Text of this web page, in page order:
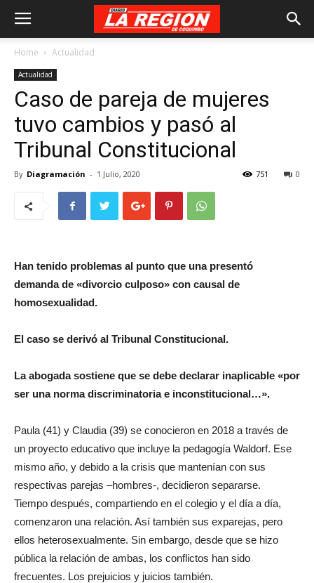
Home Actualidad
Actualidad
Caso de pareja de mujeres
tuvo cambios y pasó al
Tribunal Constitucional
By Diagramación - 1 Julio, 2020 0
751
Han tenido problemas al punto que una presentó
demanda de «divorcio culposo» con causal de
homosexualidad.
El caso se derivó al Tribunal Constitucional.
La abogada sostiene que se debe declarar inaplicable «por
ser una norma discriminatoria e inconstitucional…».
Paula (41) y Claudia (39) se conocieron en 2018 a través de
un proyecto educativo que incluye la pedagogía Waldorf. Ese
mismo año, y debido a la crisis que mantenían con sus
respectivas parejas –hombres-, decidieron separarse.
Tiempo después, compartiendo en el colegio y el día a día,
comenzaron una relación. Así también sus exparejas, pero
ellos heterosexualmente. Sin embargo, desde que se hizo
pública la relación de ambas, los conflictos han sido
frecuentes. Los prejuicios y juicios también.